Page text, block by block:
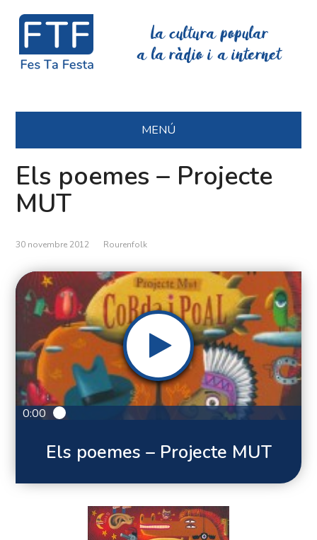
La cultura popular
a la ràdio i a internet
MENÚ
Els poemes – Projecte
MUT
30 novembre 2012 Rourenfolk
0:00
Els poemes – Projecte MUT